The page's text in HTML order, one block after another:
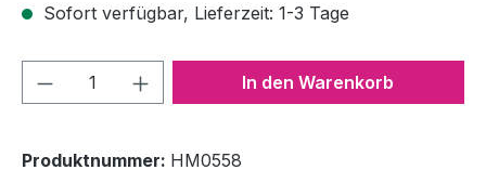
Sofort verfügbar, Lieferzeit: 1-3 Tage
Produkt Anzahl: Gib denIn den Warenkorb
Produktnummer: HM0558